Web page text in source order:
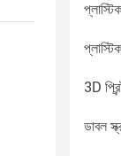
3D
ডাবল